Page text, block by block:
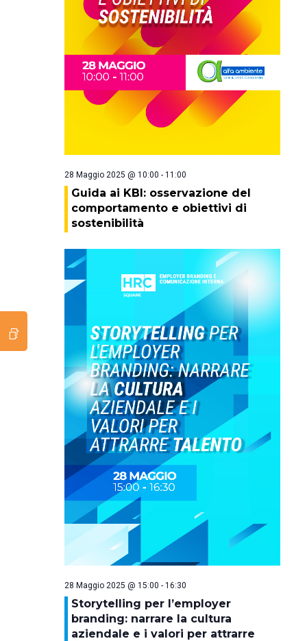
28 Maggio 2025 @ 10:00 - 11:00
Guida ai KBI: osservazione del
comportamento e obiettivi di
sostenibilità
28 Maggio 2025 @ 15:00 - 16:30
Storytelling per l’employer
branding: narrare la cultura
aziendale e i valori per attrarre